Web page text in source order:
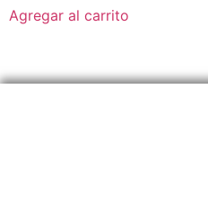
Agregar al carrito